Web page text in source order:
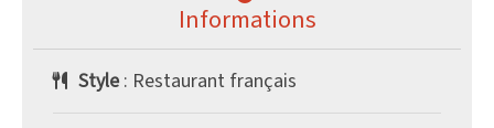
Informations
Style : Restaurant français